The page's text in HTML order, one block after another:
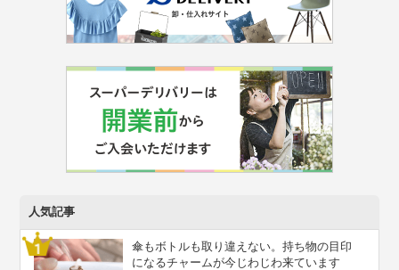
人気記事
傘もボトルも取り違えない。持ち物の目印
になるチャームが今じわじわ来ています